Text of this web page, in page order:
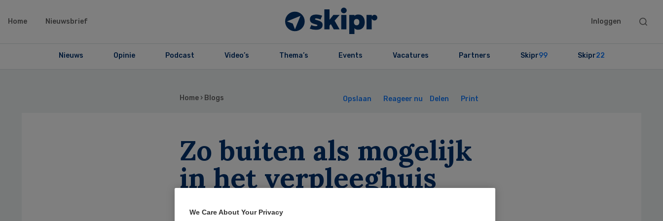
Home Nieuwsbrief Inloggen
Search
Nieuws Opinie Podcast Video’s Thema’s Events Vacatures Partners Skipr99 Skipr22
Home › Blogs Opslaan Reageer nu Delen Print
Zo buiten als mogelijk
in het verpleeghuis
We Care About Your Privacy